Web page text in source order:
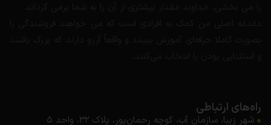
راه‌های ارتباطی
شهر زیبا، سازمان آب، کوچه رحمان‌پور، پلاک ۳۲، واحد ۵